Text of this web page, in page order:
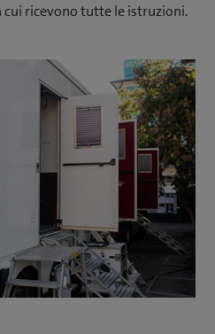
cui ricevono tutte le istruzioni.